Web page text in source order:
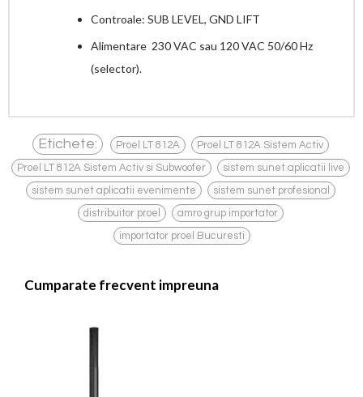
Controale: SUB LEVEL, GND LIFT
Alimentare 230 VAC sau 120 VAC 50/60 Hz
(selector).
Etichete: Proel LT 812A , Proel LT 812A Sistem Activ ,
Proel LT 812A Sistem Activ si Subwoofer , sistem sunet aplicatii live ,
sistem sunet aplicatii evenimente , sistem sunet profesional ,
distribuitor proel , amro grup importator ,
importator proel Bucuresti
Cumparate frecvent impreuna